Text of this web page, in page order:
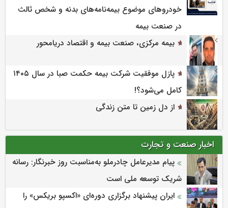
خودروهای موضوع بیمه‌نامه‌های بدنه و شخص ثالث
در صنعت بیمه
بیمه مرکزی، صنعت بیمه و اقتصاد دریامحور
پازل موفقیت شرکت بیمه حکمت صبا در سال ۱۴۰۵
کامل می‌شود؟!
از دل زمین تا متن زندگی
اخبار صنعت و تجارت
پیام مدیرعامل چادرملو به‌مناسبت روز خبرنگار: رسانه
شریک توسعه ملی است
ایران پیشنهاد برگزاری دوره‌ای «اکسپو بریکس» را